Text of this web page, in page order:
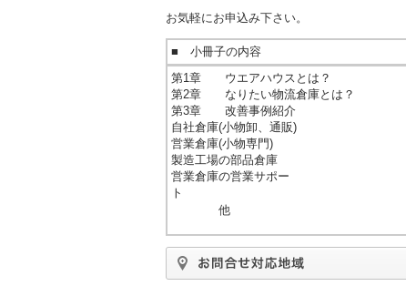
お気軽にお申込み下さい。
■ 小冊子の内容
第1章 ウエアハウスとは？
第2章 なりたい物流倉庫とは？
第3章 改善事例紹介
自社倉庫(小物卸、通販
営業倉庫(小物専
製造工場の部品倉庫
営業倉庫の営業サポー
他